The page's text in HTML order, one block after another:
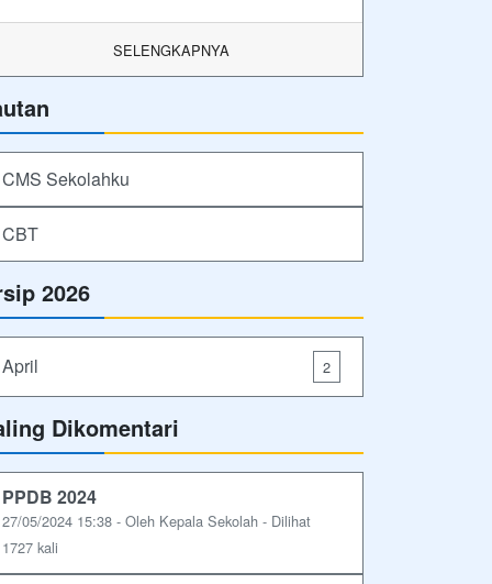
SELENGKAPNYA
CMS Sekolahku
CBT
2026
April 2
Dikomentari
PPDB 2024
27/05/2024 15:38 - Oleh Kepala Sekolah - Dilihat
1727 kali